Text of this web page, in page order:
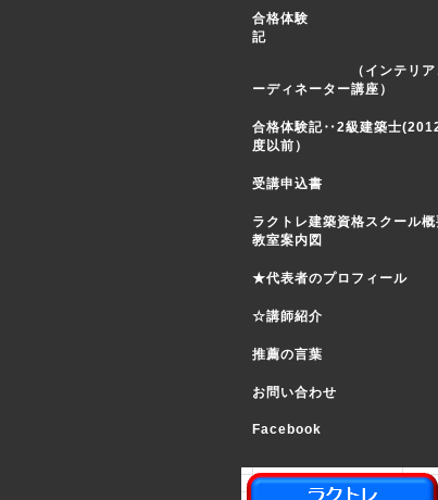
合格体験
（インテリア
ーディネーター講座）
合格体験記‥2級建築士
度以前）
受講申込書
ラクトレ建築資格スクール
教室案内図
★代表者のプロフィール
☆講師紹介
推薦の言葉
お問い合わせ
Facebook